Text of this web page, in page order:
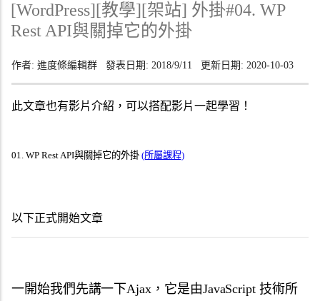
[WordPress][教學][架站] 外掛#04. WP
Rest API與關掉它的外掛
作者: 進度條編輯群 發表日期: 2018/9/11 更新日期: 2020-10-03
此文章也有影片介紹，可以搭配影片一起學習！
01. WP Rest API與關掉它的外掛 (所屬課程)
以下正式開始文章
一開始我們先講一下Ajax，它是由JavaScript 技術所